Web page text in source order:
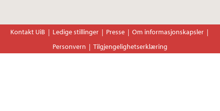
Kontakt UiB Ledige stillinger Presse
Om informasjonskapsler
Personvern
Tilgjengelighetserklæring